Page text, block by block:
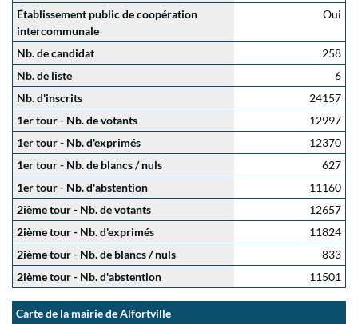
Établissement public de coopération
intercommunale
Oui
Nb. de candidat
258
Nb. de liste
6
Nb. d'inscrits
24157
1er tour - Nb. de votants
12997
1er tour - Nb. d'exprimés
12370
1er tour - Nb. de blancs / nuls
627
1er tour - Nb. d'abstention
11160
2ième tour - Nb. de votants
12657
2ième tour - Nb. d'exprimés
11824
2ième tour - Nb. de blancs / nuls
833
2ième tour - Nb. d'abstention
11501
Carte de la mairie de Alfortville